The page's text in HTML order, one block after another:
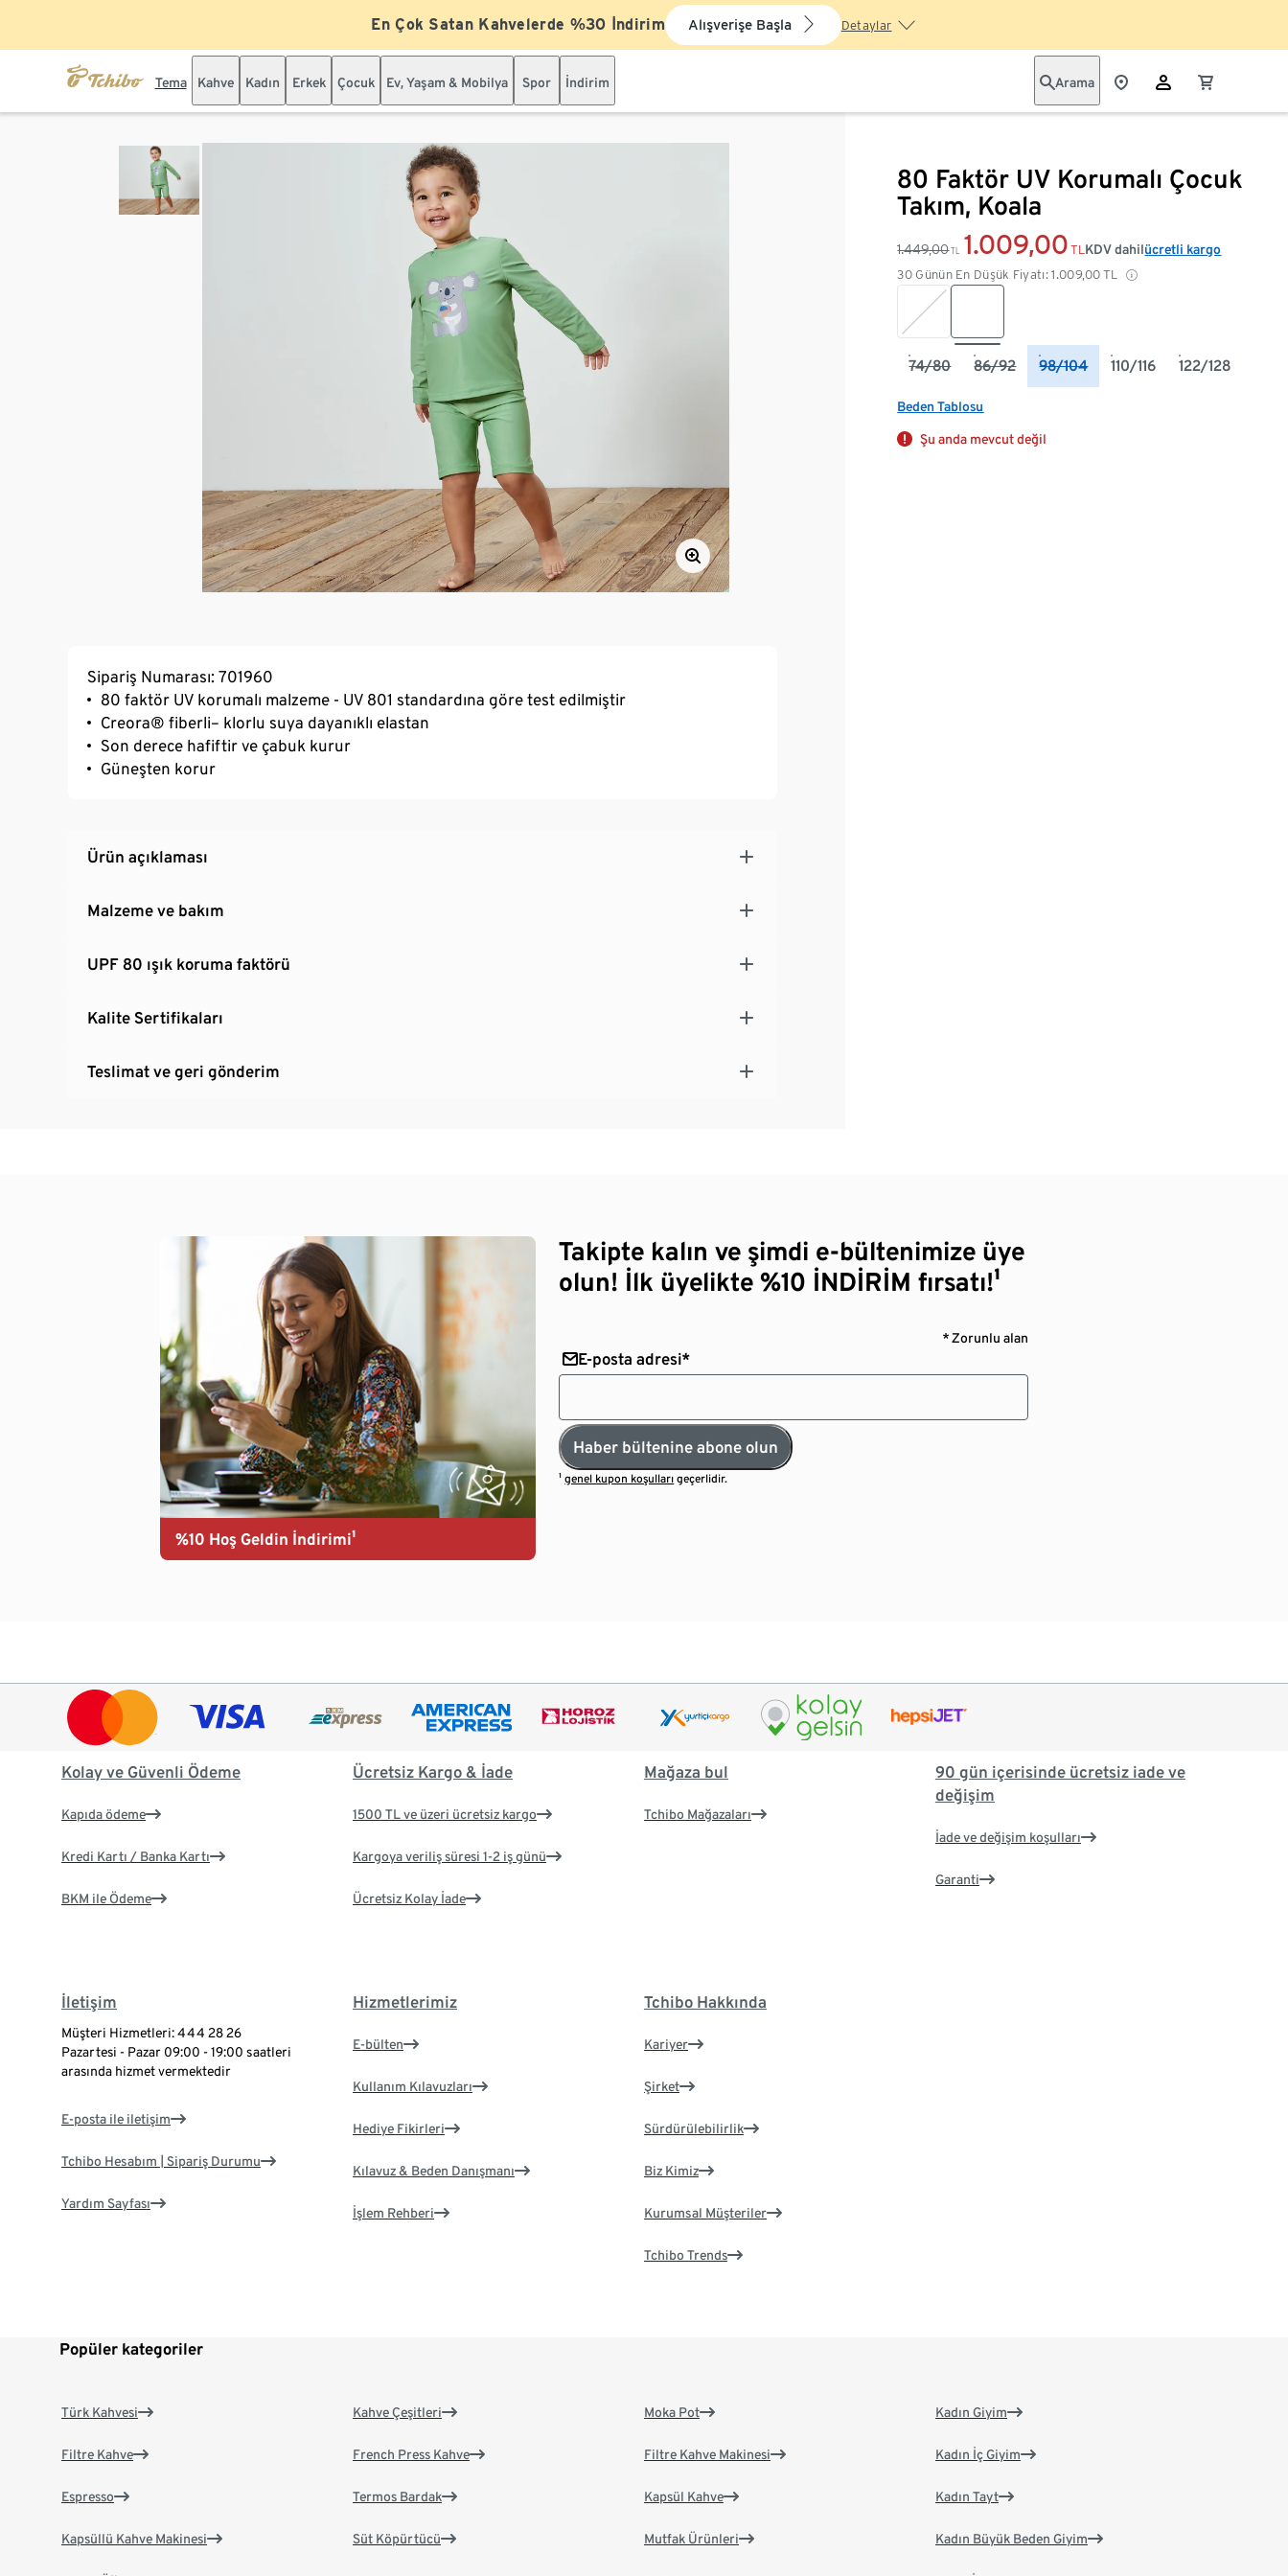
En Çok Satan Kahvelerde %30 İndirim Alışverişe Başla Detaylar
Tema Kahve Kadın Erkek Çocuk Ev, Yaşam & Mobilya Spor İndirim Arama
80 Faktör UV Korumalı Çocuk
Takım, Koala
1.449,00 TL 1.009,00 TL
30 Günün En Düşük Fiyatı: 1.009,00 TL
KDV dahilücretli kargo
74/80 86/92 98/104 110/116 122/128
Beden Tablosu
Şu anda mevcut değil
Sipariş Numarası: 701960
80 faktör UV korumalı malzeme - UV 801 standardına göre test edilmiştir
Creora® fiberli– klorlu suya dayanıklı elastan
Son derece hafiftir ve çabuk kurur
Güneşten korur
Ürün açıklaması
Malzeme ve bakım
UPF 80 ışık koruma faktörü
Kalite Sertifikaları
Teslimat ve geri gönderim
%10 Hoş Geldin İndirimi¹
Takipte kalın ve şimdi e-bültenimize üye
olun! İlk üyelikte %10 İNDİRİM fırsatı!¹
* Zorunlu alan
E-posta adresi*
Haber bültenine abone olun
¹genel kupon koşulları geçerlidir.
Kolay ve Güvenli Ödeme
Kapıda ödeme
Kredi Kartı / Banka Kartı
BKM ile Ödeme
Ücretsiz Kargo & İade
1500 TL ve üzeri ücretsiz kargo
Kargoya veriliş süresi 1-2 iş günü
Ücretsiz Kolay İade
Mağaza bul
Tchibo Mağazaları
90 gün içerisinde ücretsiz iade ve
değişim
İade ve değişim koşulları
Garanti
İletişim
Müşteri Hizmetleri: 444 28 26
Pazartesi - Pazar 09:00 - 19:00 saatleri
arasında hizmet vermektedir
E-posta ile iletişim
Tchibo Hesabım | Sipariş Durumu
Yardım Sayfası
Hizmetlerimiz
E-bülten
Kullanım Kılavuzları
Hediye Fikirleri
Kılavuz & Beden Danışmanı
İşlem Rehberi
Tchibo Hakkında
Kariyer
Şirket
Sürdürülebilirlik
Biz Kimiz
Kurumsal Müşteriler
Tchibo Trends
Popüler kategoriler
Türk Kahvesi
Filtre Kahve
Espresso
Kapsüllü Kahve Makinesi
Kahve Çeşitleri
French Press Kahve
Termos Bardak
Süt Köpürtücü
Moka Pot
Filtre Kahve Makinesi
Kapsül Kahve
Mutfak Ürünleri
Kadın Giyim
Kadın İç Giyim
Kadın Tayt
Kadın Büyük Beden Giyim